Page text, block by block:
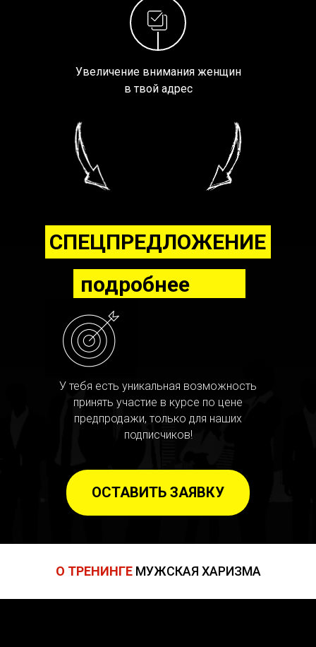
Увеличение внимания женщин
в твой адрес
СПЕЦПРЕДЛОЖЕНИЕ
ОСТАВИТЬ ЗАЯВКУ
У тебя есть уникальная возможность
принять участие в курсе по цене
предпродажи, только для наших
подписчиков!
подробнее
О ТРЕНИНГЕ МУЖСКАЯ ХАРИЗМА